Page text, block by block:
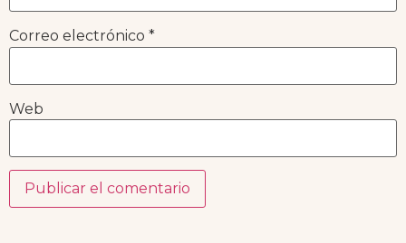
Correo electrónico *
Web